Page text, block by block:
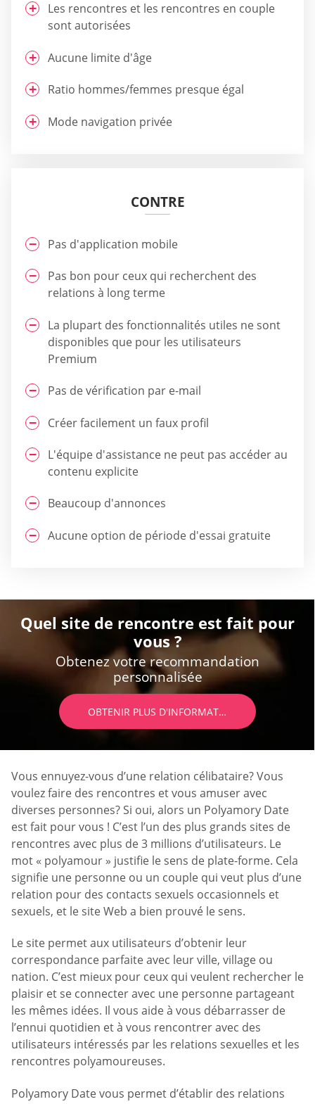
Les rencontres et les rencontres en couple
sont autorisées
Aucune limite d'âge
Ratio hommes/femmes presque égal
Mode navigation privée
CONTRE
Pas d'application mobile
Pas bon pour ceux qui recherchent des
relations à long terme
La plupart des fonctionnalités utiles ne sont
disponibles que pour les utilisateurs
Premium
Pas de vérification par e-mail
Créer facilement un faux profil
L'équipe d'assistance ne peut pas accéder au
contenu explicite
Beaucoup d'annonces
Aucune option de période d'essai gratuite
Quel site de rencontre est fait pour
vous ?
Obtenez votre recommandation
personnalisée
OBTENIR PLUS D'INFORMATIONS
Vous ennuyez-vous d’une relation célibataire? Vous
voulez faire des rencontres et vous amuser avec
diverses personnes? Si oui, alors un Polyamory Date
est fait pour vous ! C’est l’un des plus grands sites de
rencontres avec plus de 3 millions d’utilisateurs. Le
mot « polyamour » justifie le sens de plate-forme. Cela
signifie une personne ou un couple qui veut plus d’une
relation pour des contacts sexuels occasionnels et
sexuels, et le site Web a bien prouvé le sens.
Le site permet aux utilisateurs d’obtenir leur
correspondance parfaite avec leur ville, village ou
nation. C’est mieux pour ceux qui veulent rechercher le
plaisir et se connecter avec une personne partageant
les mêmes idées. Il vous aide à vous débarrasser de
l’ennui quotidien et à vous rencontrer avec des
utilisateurs intéressés par les relations sexuelles et les
rencontres polyamoureuses.
Polyamory Date vous permet d’établir des relations